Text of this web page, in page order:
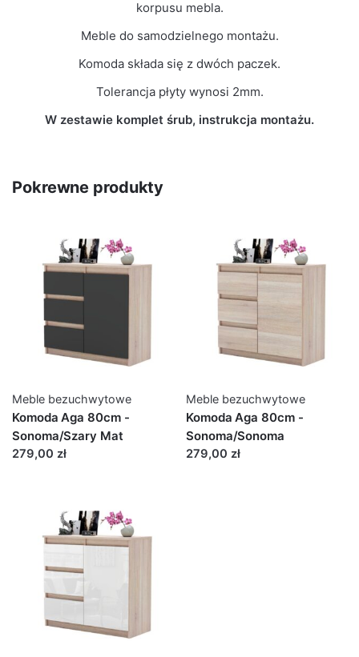
korpusu mebla.
Meble do samodzielnego montażu.
Komoda składa się z dwóch paczek.
Tolerancja płyty wynosi 2mm.
W zestawie komplet śrub, instrukcja montażu.
Pokrewne produkty
Meble bezuchwytowe
Komoda Aga 80cm -
Sonoma/Szary Mat
279,00 zł
Meble bezuchwytowe
Komoda Aga 80cm -
Sonoma/Sonoma
279,00 zł